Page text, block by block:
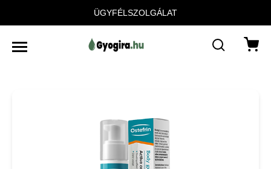
ÜGYFÉLSZOLGÁLAT